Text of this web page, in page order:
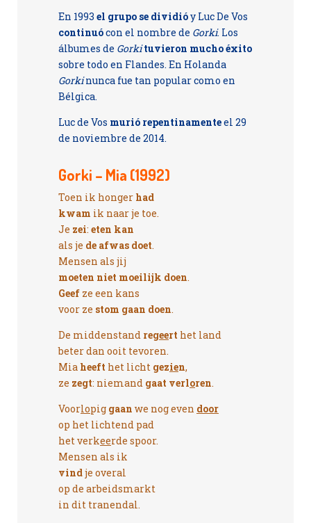
En 1993 el grupo se dividióy Luc De Vos
continuócon el nombre de Gorki. Los
álbumes de Gorki tuvieron mucho éxito
sobre todo en Flandes. En Holanda
Gorkinunca fue tan popular como en
Bélgica.
Luc de Vos murió repentinamenteel 29
de noviembre de 2014.
Gorki – Mia (1992)
Toen ik hongerhad
kwam ik naar je toe.
Je zei: eten kan
als je de afwas doet.
Mensen als jij
moeten niet moeilijk doen.
Geef ze een kans
voor ze stom gaan doen.
De middenstand regeert het land
beter dan ooit tevoren.
Miaheeft het licht gezien,
ze zegt: niemand gaat verloren.
Voorlopig gaan we nog even door
op het lichtend pad
het verkeerde spoor.
Mensen als ik
vindje overal
op de arbeidsmarkt
in dit tranendal.